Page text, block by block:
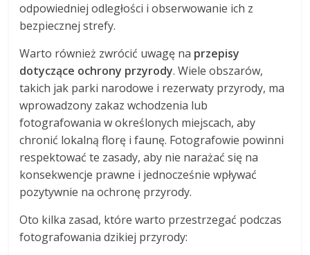
odpowiedniej odległości i obserwowanie ich z
bezpiecznej strefy.
Warto również zwrócić uwagę na przepisy
dotyczące ochrony przyrody. Wiele obszarów,
takich jak parki narodowe i rezerwaty przyrody, ma
wprowadzony zakaz wchodzenia lub
fotografowania w określonych miejscach, aby
chronić lokalną florę i faunę. Fotografowie powinni
respektować te zasady, aby nie narażać się na
konsekwencje prawne i jednocześnie wpływać
pozytywnie na ochronę przyrody.
Oto kilka zasad, które warto przestrzegać podczas
fotografowania dzikiej przyrody: